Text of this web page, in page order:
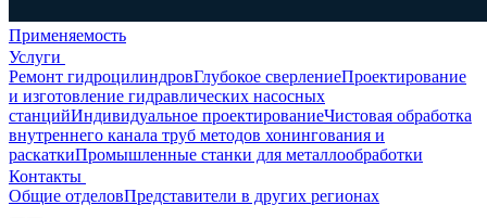
Применяемость
Услуги
Ремонт гидроцилиндровГлубокое сверлениеПроектирование
и изготовление гидравлических насосных
станцийИндивидуальное проектированиеЧистовая обработка
внутреннего канала труб методов хонингования и
раскаткиПромышленные станки для металлообработки
Контакты
Общие отделовПредставители в других регионах